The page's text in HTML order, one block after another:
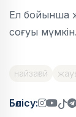
Ел бойынша
соғуы мүмкін.
найзағай
Бөлісу: